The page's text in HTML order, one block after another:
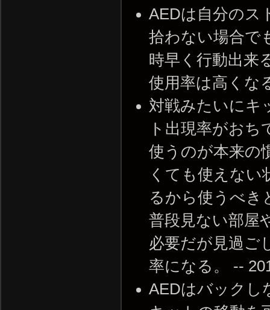
AEDは自分のス
拾わない場合で
時早く行動出来
使用率は高くな
対戦みたいにキ
ト出現率がお
使うのが本来の
くても使えな
るから使うべき
普段見ない部屋
必要だが見過ご
率になる。 --
AEDはバック